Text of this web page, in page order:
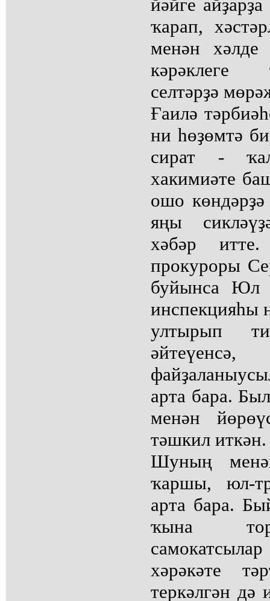
йәйге
ҡарап,
менән хәлде
кәрәклеге
селтәрҙә
Ғаилә
ни һөҙөмтә
сират -
хакимиәте
ошо көндәрҙә
яңы
хәбәр
прокуроры
буйынса Юл
инспекцияһы
ултырып
арта бара.
менән
тәшкил иткән.
Шуның
ҡаршы, юл-
арта бара.
ҡына
хәрәкәте
теркәлгән дә